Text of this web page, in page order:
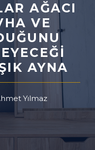
AĞACI
VE
AYNA
Yılmaz